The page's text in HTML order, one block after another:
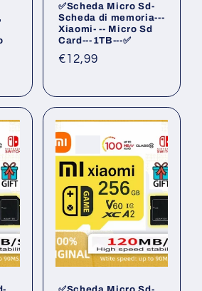
✅Scheda Micro Sd-
Scheda di memoria---
Xiaomi- -- Micro Sd
Card---1TB---✅
Prezzo
€12,99